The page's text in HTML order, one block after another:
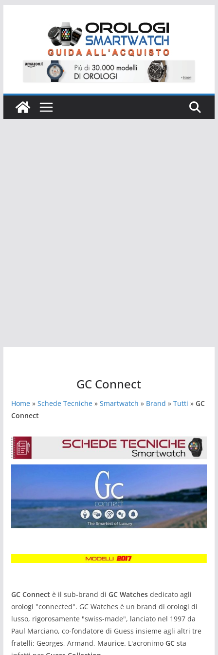
GC Connect
Home» Schede Tecniche» Smartwatch » Brand » Tutti » GC
Connect
GC Connect è il sub-brand di GC Watchesdedicato agli
orologi "connected". GC Watches è un brand di orologi di
lusso, rigorosamente "swiss-made", lanciato nel 1997 da
Paul Marciano, co-fondatore di Guess insieme agli altri tre
fratelli: Georges, Armand, Maurice. L'acronimo GCsta